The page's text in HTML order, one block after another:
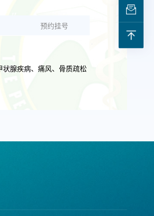
预约挂号
腺疾病、痛风、骨质疏松